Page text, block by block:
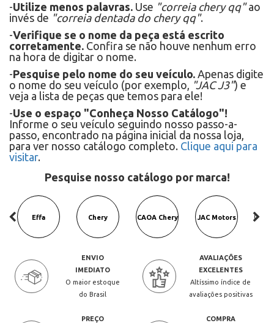
-Utilize menos palavras. Use "correia chery qq"ao
invés de "correia dentada do chery qq".
-Verifique se o nome da peça está escrito
corretamente. Confira se não houve nenhum erro
na hora de digitar o nome.
-Pesquise pelo nome do seu veículo. Apenas digite
o nome do seu veículo (por exemplo, "JAC J3") e
veja a lista de peças que temos para ele!
-Use o espaço "Conheça Nosso Catálogo"!
Informe o seu veículo seguindo nosso passo-a-
passo, encontrado na página inicial da nossa loja,
para ver nosso catálogo completo. Clique aqui para
visitar.
Pesquise nosso catálogo por marca!
Effa Chery CAOA Chery JAC Motors
ENVIO
IMEDIATO
O maior estoque
do Brasil
AVALIAÇÕES
EXCELENTES
Altíssimo índice de
avaliações positivas
PREÇO
COMPRA